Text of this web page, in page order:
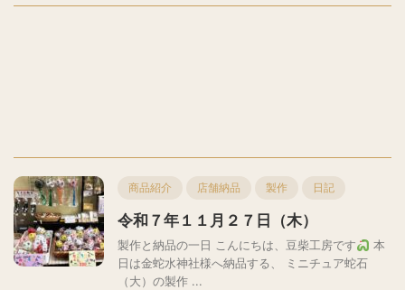
商品紹介 店舗納品 製作 日記
令和７年１１月２７日（木）
製作と納品の一日 こんにちは、豆柴工房です
本
日は金蛇水神社様へ納品する、 ミニチュア蛇石
（大）の製作 ...